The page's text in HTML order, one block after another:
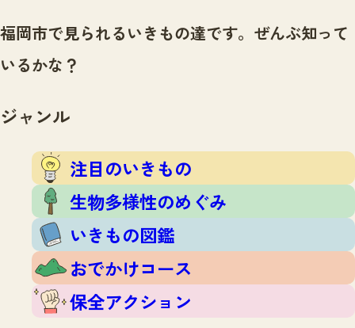
センター紹介TOP
サイトポリシー
ニュース
いきものガイド
注目のいきもの
生物多様性のめぐみ
いきもの図鑑
おでかけコース
保全アクション
イベント
いきもの調査隊
調査レポート
調査レポートTOP
調査結果
ふくおかいきものマップ
マッチング
マッチングTOP
掲載申し込みフォーム
お問合せ
福岡市で見られるいきもの達です。ぜんぶ知って
いるかな？
ジャンル
注目のいきもの
生物多様性のめぐみ
いきもの図鑑
おでかけコース
保全アクション